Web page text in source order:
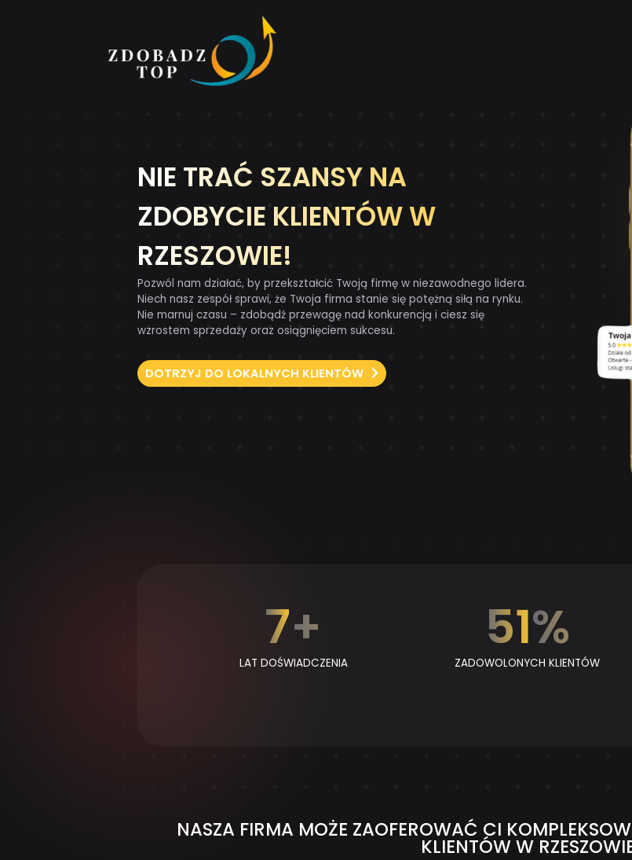
NIE TRAĆ SZANSY NA
ZDOBYCIE KLIENTÓW W
RZESZOWIE!
Pozwól nam działać, by przekształcić Twoją firmę w niezawodnego lidera.
Niech nasz zespół sprawi, że Twoja firma stanie się potężną siłą na rynku.
Nie marnuj czasu – zdobądź przewagę nad konkurencją i ciesz się
wzrostem sprzedaży oraz osiągnięciem sukcesu.
DOTRZYJ DO LOKALNYCH KLIENTÓW
12+
LAT DOŚWIADCZENIA
79%
ZADOWOLONYCH KLIENTÓW
NASZA FIRMA MOŻE ZAOFEROWAĆ CI
KLIENTÓW W